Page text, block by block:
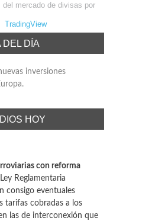
del mercado de divisas por
TradingView
DEL DÍA
inversiones
HOY
con reforma
Reglamentaria
consigo eventuales
tarifas cobradas a los
las de interconexión que